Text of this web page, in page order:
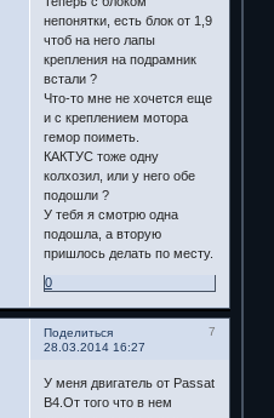
непонятки, есть блок от 1,9
чтоб на него лапы
крепления на подрамник
встали ?
Что-то мне не хочется еще
и с креплением мотора
гемор поиметь.
КАКТУС тоже одну
колхозил, или у него обе
подошли ?
У тебя я смотрю одна
подошла, а вторую
пришлось делать по месту.
0
Поделиться
7
28.03.2014 16:27
У меня двигатель от Passat
B4.От того что в нем